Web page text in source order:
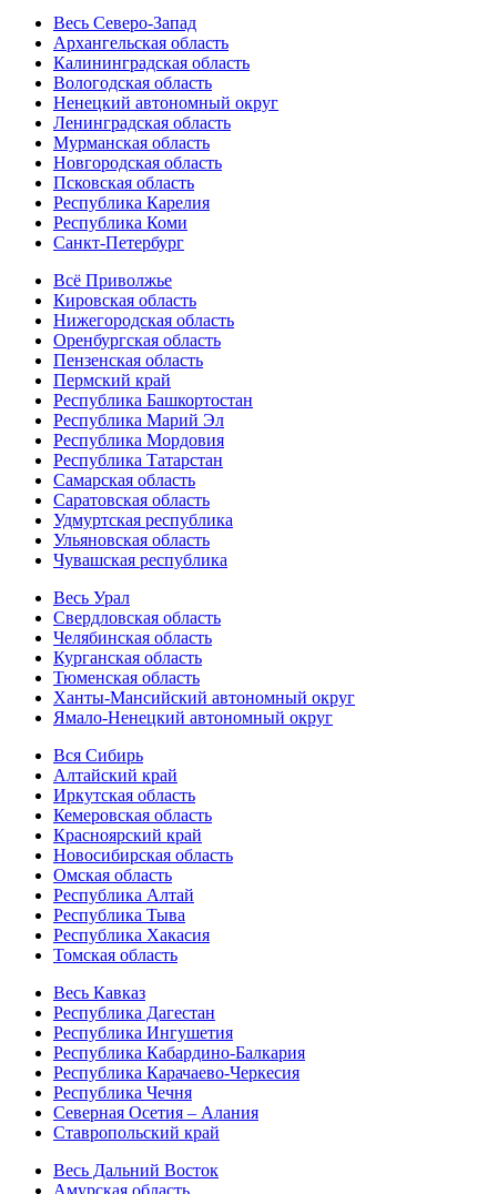
Весь Северо-Запад
Архангельская область
Калининградская область
Вологодская область
Ненецкий автономный округ
Ленинградская область
Мурманская область
Новгородская область
Псковская область
Республика Карелия
Республика Коми
Санкт-Петербург
Всё Приволжье
Кировская область
Нижегородская область
Оренбургская область
Пензенская область
Пермский край
Республика Башкортостан
Республика Марий Эл
Республика Мордовия
Республика Татарстан
Самарская область
Саратовская область
Удмуртская республика
Ульяновская область
Чувашская республика
Весь Урал
Свердловская область
Челябинская область
Курганская область
Тюменская область
Ханты-Мансийский автономный округ
Ямало-Ненецкий автономный округ
Вся Сибирь
Алтайский край
Иркутская область
Кемеровская область
Красноярский край
Новосибирская область
Омская область
Республика Алтай
Республика Тыва
Республика Хакасия
Томская область
Весь Кавказ
Республика Дагестан
Республика Ингушетия
Республика Кабардино-Балкария
Республика Карачаево-Черкесия
Республика Чечня
Северная Осетия – Алания
Ставропольский край
Весь Дальний Восток
Амурская область